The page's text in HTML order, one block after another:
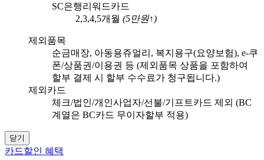
SC은행리워드카드
2,3,4,5개월 (5만원↑)
제외품목
순금매장, 아동용쥬얼리, 복지용구(요양보험), e-쿠
폰/상품권/이용권 등 (제외품목 상품을 포함하여
할부 결제 시 할부 수수료가 청구됩니다.)
제외카드
체크/법인/개인사업자/선불/기프트카드 제외 (BC
계열은 BC카드 무이자할부 적용)
닫기
카드할인 혜택